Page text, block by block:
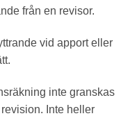
från en revisor.
vid apport eller
inte granskas
Inte heller